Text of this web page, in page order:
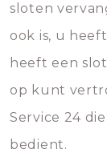
sloten
ook is, u
heeft een
op kunt
Service 24
bedient.